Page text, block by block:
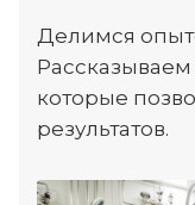
Делимся
которые
результатов.